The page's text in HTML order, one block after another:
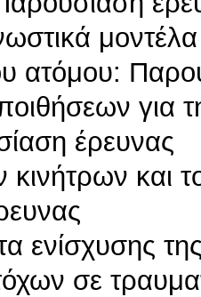
ατόμου:
για
έρευνας
και
ενίσχυσης
σε